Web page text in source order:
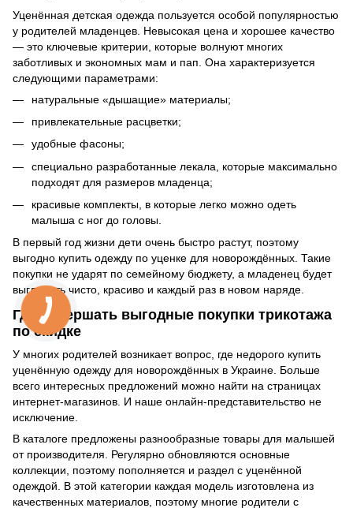
Уценённая детская одежда пользуется особой популярностью
у родителей младенцев. Невысокая цена и хорошее качество
— это ключевые критерии, которые волнуют многих
заботливых и экономных мам и пап. Она характеризуется
следующими параметрами:
натуральные «дышащие» материалы;
привлекательные расцветки;
удобные фасоны;
специально разработанные лекала, которые максимально
подходят для размеров младенца;
красивые комплекты, в которые легко можно одеть
малыша с ног до головы.
В первый год жизни дети очень быстро растут, поэтому
выгодно купить одежду по уценке для новорождённых. Такие
покупки не ударят по семейному бюджету, а младенец будет
выглядеть чисто, красиво и каждый раз в новом наряде.
Где совершать выгодные покупки трикотажа
по скидке
У многих родителей возникает вопрос, где недорого купить
уценённую одежду для новорождённых в Украине. Больше
всего интересных предложений можно найти на страницах
интернет-магазинов. И наше онлайн-представительство не
исключение.
В каталоге предложены разнообразные товары для малышей
от производителя. Регулярно обновляются основные
коллекции, поэтому пополняется и раздел с уценённой
одеждой. В этой категории каждая модель изготовлена из
качественных материалов, поэтому многие родители с